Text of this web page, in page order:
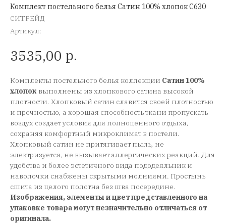
Комплект постельного белья Сатин 100% хлопок C630
СИТРЕЙД
Артикул:
3535,00 р.
Комплекты постельного белья коллекции Сатин 100%
хлопок выполнены из хлопкового сатина высокой
плотности. Хлопковый сатин славится своей плотностью
и прочностью, а хорошая способность ткани пропускать
воздух создает условия для полноценного отдыха,
сохраняя комфортный микроклимат в постели.
Хлопковый сатин не притягивает пыль, не
электризуется, не вызывает аллергических реакций. Для
удобства и более эстетичного вида пододеяльник и
наволочки снабжены скрытыми молниями. Простынь
сшита из целого полотна без шва посередине.
Изображения, элементы и цвет представленного на
упаковке товара могут незначительно отличаться от
оригинала.